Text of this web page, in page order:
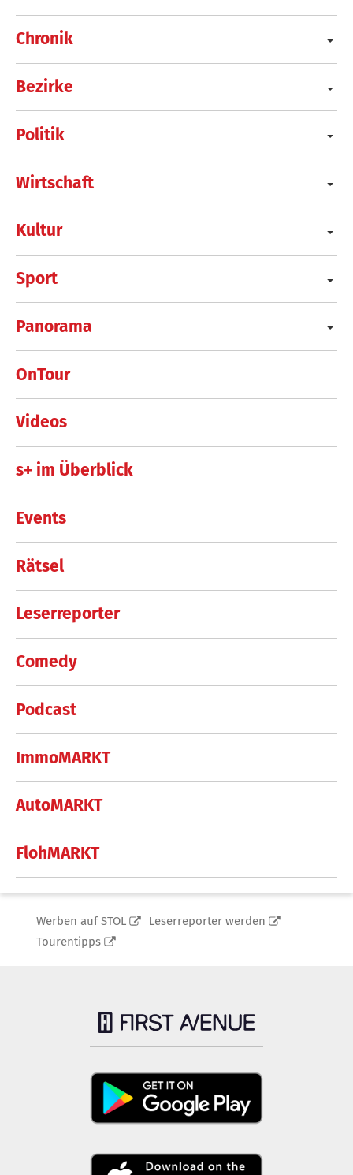
Chronik
Bezirke
Politik
Wirtschaft
Kultur
Sport
Panorama
OnTour
Videos
s+ im Überblick
Events
Rätsel
Leserreporter
Comedy
Podcast
ImmoMARKT
AutoMARKT
FlohMARKT
Werben auf STOL
Leserreporter werden
Tourentipps